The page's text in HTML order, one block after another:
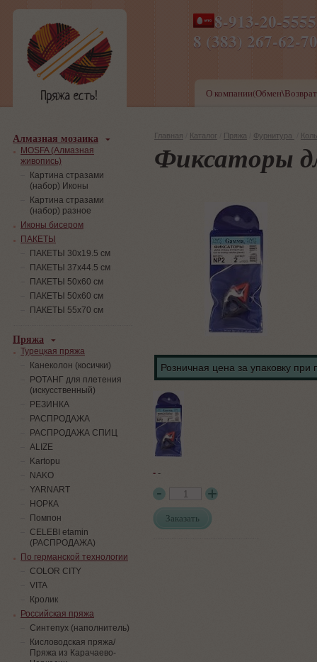
8-913-20-
8 (383) 267-
ПН-ПТ 8-17,СБ-ВС 9-
О
Главная Каталог Пряжа Фурнитура
Фиксаторы
Розничная цена за упаковку при
--
Заказать
Алмазная мозаика
MOSFA (Алмазная
живопись)
Картина стразами
(набор) Иконы
Картина стразами
(набор) разное
Иконы бисером
ПАКЕТЫ
ПАКЕТЫ 30х19.5 см
ПАКЕТЫ 37х44.5 см
ПАКЕТЫ 50х60 см
ПАКЕТЫ 50х60 см
ПАКЕТЫ 55х70 см
Пряжа
Турецкая пряжа
Канеколон (косички)
РОТАНГ для плетения
(искусственный)
PЕЗИНКА
РАСПРОДАЖА
РАСПРОДАЖА СПИЦ
ALIZE
Kartopu
NAKO
YARNART
НОРКА
Помпон
СELEBI etamin
(РАСПРОДАЖА)
По германской технологии
COLOR CITY
VITA
Кролик
Российская пряжа
Синтепух (наполнитель)
Кисловодская пряжа/
Пряжа из Карачаево-